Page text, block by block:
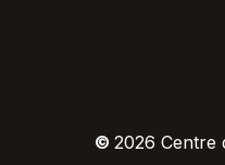
© 2026 Centre